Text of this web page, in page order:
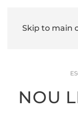
Skip to main
NOU